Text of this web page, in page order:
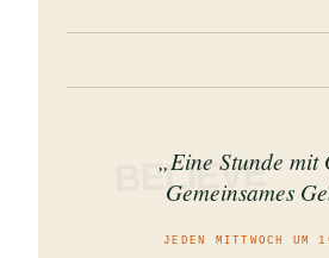
BELIEVE
„Eine Stunde mit
Gemeinsames
JEDEN MITTWOCH UM